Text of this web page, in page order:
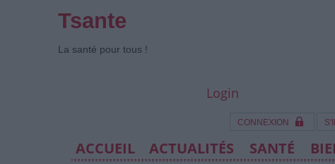
Tsante
La santé pour tous !
Login
CONNEXION
ACCUEIL ACTUALITÉS SANTÉ